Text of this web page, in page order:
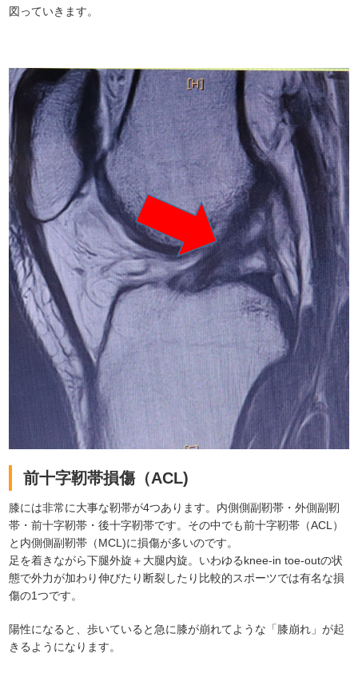
図っていきます。
前十字靭帯損傷（ACL)
膝には非常に大事な靭帯が4つあります。内側側副靭帯・外側副靭
帯・前十字靭帯・後十字靭帯です。その中でも前十字靭帯（ACL）
と内側側副靭帯（MCL)に損傷が多いのです。
足を着きながら下腿外旋＋大腿内旋。いわゆるknee-in toe-outの状
態で外力が加わり伸びたり断裂したり比較的スポーツでは有名な損
傷の1つです。
陽性になると、歩いていると急に膝が崩れてような「膝崩れ」が起
きるようになります。